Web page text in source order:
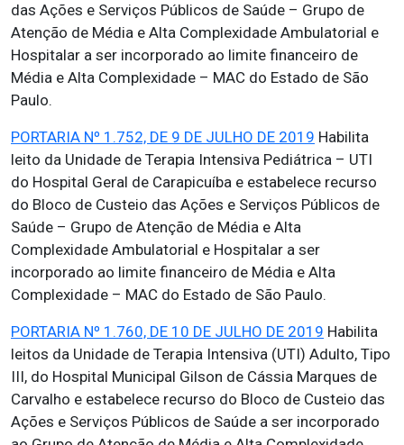
das Ações e Serviços Públicos de Saúde – Grupo de
Atenção de Média e Alta Complexidade Ambulatorial e
Hospitalar a ser incorporado ao limite financeiro de
Média e Alta Complexidade – MAC do Estado de São
Paulo.
PORTARIA Nº 1.752, DE 9 DE JULHO DE 2019 Habilita
leito da Unidade de Terapia Intensiva Pediátrica – UTI
do Hospital Geral de Carapicuíba e estabelece recurso
do Bloco de Custeio das Ações e Serviços Públicos de
Saúde – Grupo de Atenção de Média e Alta
Complexidade Ambulatorial e Hospitalar a ser
incorporado ao limite financeiro de Média e Alta
Complexidade – MAC do Estado de São Paulo.
PORTARIA Nº 1.760, DE 10 DE JULHO DE 2019 Habilita
leitos da Unidade de Terapia Intensiva (UTI) Adulto, Tipo
III, do Hospital Municipal Gilson de Cássia Marques de
Carvalho e estabelece recurso do Bloco de Custeio das
Ações e Serviços Públicos de Saúde a ser incorporado